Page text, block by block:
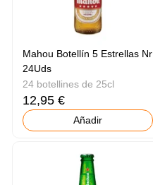
Mahou Botellín 5 Estrellas Nr
24Uds
24 botellines de 25cl
12,95 €
Añadir